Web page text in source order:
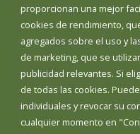
proporcionan una mejor
cookies de rendimiento,
agregados sobre el uso y
de marketing, que se
publicidad relevantes. Si
de todas las cookies.
individuales y revocar su
cualquier momento en